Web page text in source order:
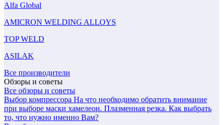
Alfa Global
AMICRON WELDING ALLOYS
TOP WELD
ASILAK
Все производители
Обзоры и советы
Все обзоры и советы
Выбор компрессора На что необходимо обратить внимание
при выборе маски хамелеон. Плазменная резка. Как выбрать
то, что нужно именно Вам?